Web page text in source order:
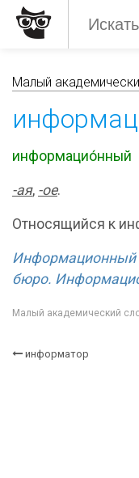
Малый
информацио́нный
-ая, -ое.
Относящийся к
Информационный
бюро.
Малый академический
информатор